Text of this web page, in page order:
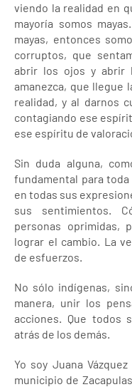
viendo la realidad en
mayoría somos
mayas, entonces
corruptos, que
abrir los ojos y abrir
amanezca, que llegue
realidad, y al darnos
contagiando ese
ese espíritu de
Sin duda alguna,
fundamental para
en todas sus
sus sentimientos.
personas oprimidas,
lograr el cambio. La
de esfuerzos.
No sólo indígenas,
manera, unir los
acciones. Que todos
atrás de los demás.
Yo soy Juana
municipio de